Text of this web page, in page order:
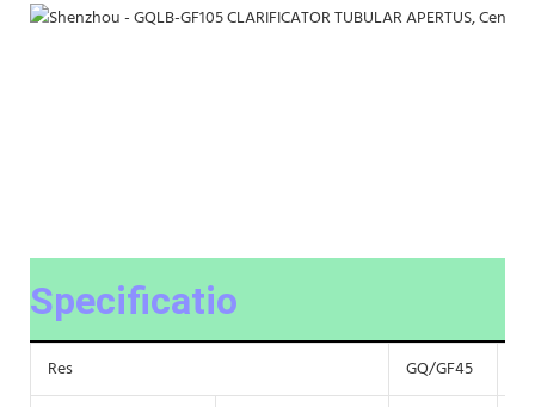
Specificatio
Res GQ/GF45